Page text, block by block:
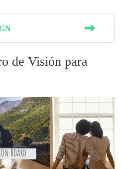
de Visión para